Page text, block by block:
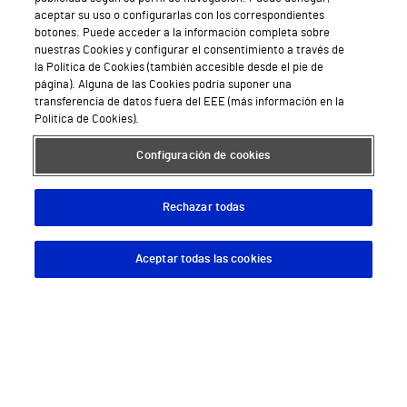
Hospital Vithas Valencia Consuelo
Hospital Vithas Vigo
Hospital Vithas Valencia Turia
Hospital Vithas Vitoria
Hospital Vithas Xanit Internacional (Benalmádena)
Sobre Vithas
Descargar App
aceptar su uso o configurarlas con los correspondientes
botones. Puede acceder a la información completa sobre
nuestras Cookies y configurar el consentimiento a través de
la Política de Cookies (también accesible desde el pie de
página). Alguna de las Cookies podría suponer una
transferencia de datos fuera del EEE (más información en la
Política de Cookies).
Configuración de cookies
Rechazar todas
Aceptar todas las cookies